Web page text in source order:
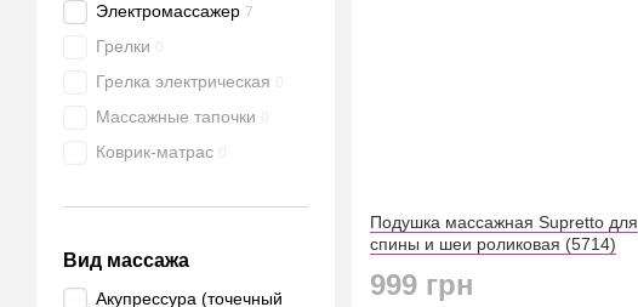
Подушка массажная Supretto для
спины и шеи роликовая (5714)
999 грн
Электромассажер 7
Грелки
Грелка электрическая
Массажные тапочки
Коврик-матрас
Вид массажа
Акупрессура (точечный